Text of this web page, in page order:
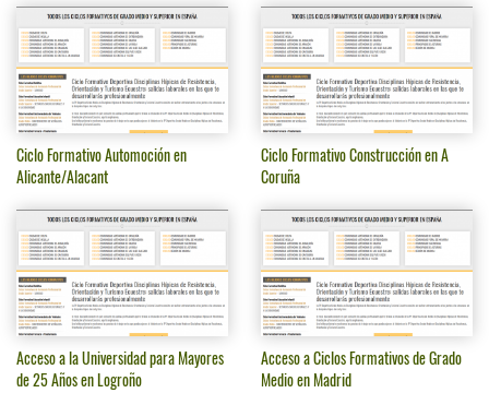
Ciclo Formativo Automoción en
Alicante/Alacant
Ciclo Formativo Construcción en A
Coruña
Acceso a la Universidad para Mayores
de 25 Años en Logroño
Acceso a Ciclos Formativos de Grado
Medio en Madrid